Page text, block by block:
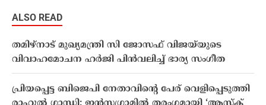
ALSO READ
തമിഴ്നാട് മുഖ്യമന്ത്രി സി ജോസഫ് വിജയ്‌യുടെ
വിവാഹമോചന ഹർജി പിൻവലിച്ച് ഭാര്യ സംഗീത
പ്രിയപ്പെട്ട ബിജെപി നേതാവിൻ്റെ പേര് വെളിപ്പെടുത്തി